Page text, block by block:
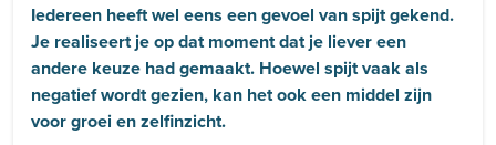
Iedereen heeft wel eens een gevoel van spijt gekend.
Je realiseert je op dat moment dat je liever een
andere keuze had gemaakt. Hoewel spijt vaak als
negatief wordt gezien, kan het ook een middel zijn
voor groei en zelfinzicht.